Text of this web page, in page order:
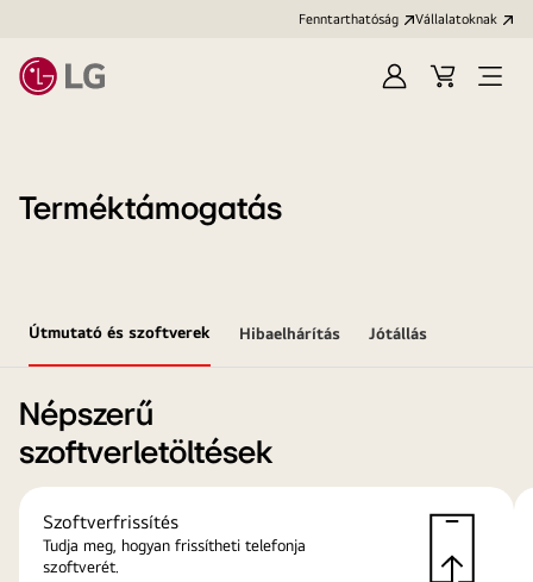
Fenntarthatóság Vállalatoknak
Bejelentkezés
KosárMenü
Terméktámogatás
Útmutató és szoftverek Hibaelhárítás Jótállás
Népszerű
szoftverletöltések
Szoftverfrissítés
Tudja meg, hogyan frissítheti telefonja
szoftverét.